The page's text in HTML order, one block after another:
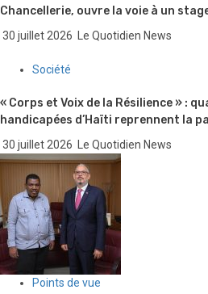
Chancellerie, ouvre la voie à un
30 juillet 2026 Le Quotidien News
Société
« Corps et Voix de la Résilience » :
handicapées d’Haïti reprennent la
30 juillet 2026 Le Quotidien News
Points de vue